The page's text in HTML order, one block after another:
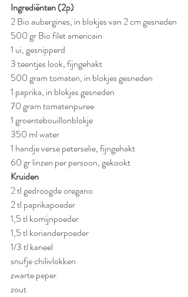
Ingrediënten (2p)
2 Bio aubergines, in blokjes van 2 cm gesneden
500 gr Bio filet americain
1 ui, gesnipperd
3 teentjes look, fijngehakt
500 gram tomaten, in blokjes gesneden
1 paprika, in blokjes gesneden
70 gram tomatenpuree
1 groentebouillonblokje
350 ml water
1 handje verse peterselie, fijngehakt
60 gr linzen per persoon, gekookt
Kruiden
2 tl gedroogde oregano
2 tl paprikapoeder
1,5 tl komijnpoeder
1,5 tl korianderpoeder
1/3 tl kaneel
snufje chilivlokken
zwarte peper
zout